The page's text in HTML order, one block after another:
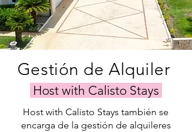
Gestión de Alquiler
Host with Calisto Stays
Host with Calisto Stays también se
encarga de la gestión de alquileres